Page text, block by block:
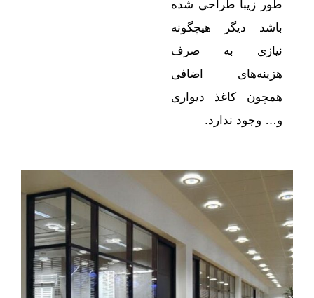
طور زیبا طراحی شده
باشد دیگر هیچگونه
نیازی به صرف
هزینه‌های اضافی
همچون کاغذ دیواری
و… وجود ندارد.